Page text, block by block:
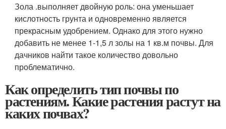
Зола .выполняет двойную роль: она уменьшает
кислотность грунта и одновременно является
прекрасным удобрением. Однако для этого нужно
добавить не менее 1-1,5 л золы на 1 кв.м почвы. Для
дачников найти такое количество довольно
проблематично.
Как определить тип почвы по
растениям. Какие растения растут на
каких почвах?